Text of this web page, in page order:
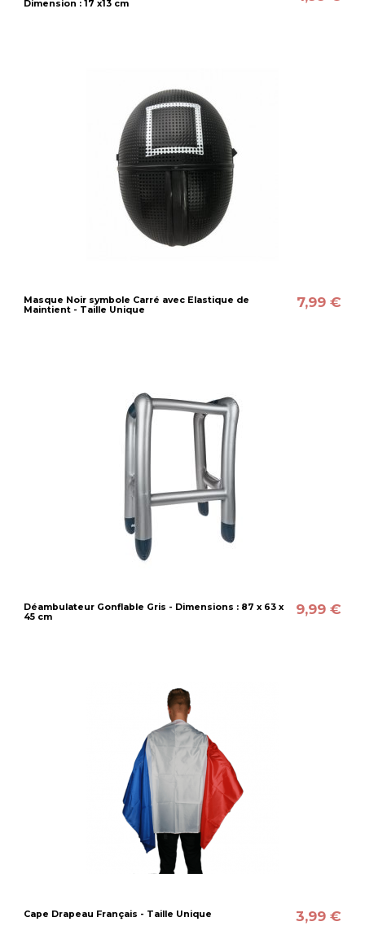
Dimension : 17 x13 cm
Masque Noir symbole Carré avec Elastique de
Maintient - Taille Unique
7,99 €
Déambulateur Gonflable Gris - Dimensions : 87 x 63 x
45 cm
9,99 €
Cape Drapeau Français - Taille Unique 3,99 €